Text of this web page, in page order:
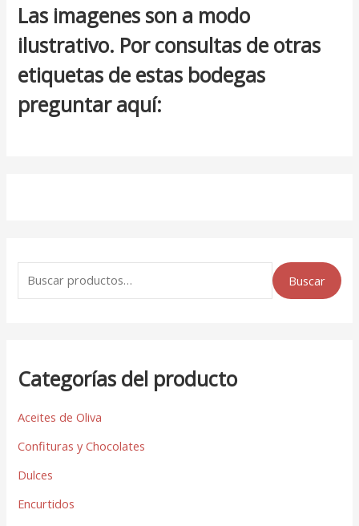
Las imagenes son a modo
ilustrativo. Por consultas de otras
etiquetas de estas bodegas
preguntar aquí:
Buscar
Categorías del producto
Aceites de Oliva
Confituras y Chocolates
Dulces
Encurtidos